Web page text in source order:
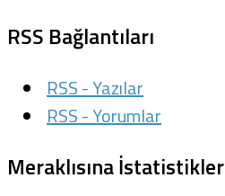
RSS Bağlantıları
RSS - Yazılar
RSS - Yorumlar
Meraklısına İstatistikler